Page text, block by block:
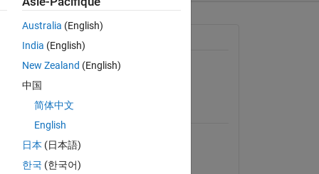
the
Informations générales
Version 1.1(31,7 ko)
MATLAB
Compatibilité avec les
Australia (English)
India (English)
New Zealand (English)
中国
简体中文
English
日本 (日本語)
한국 (한국어)